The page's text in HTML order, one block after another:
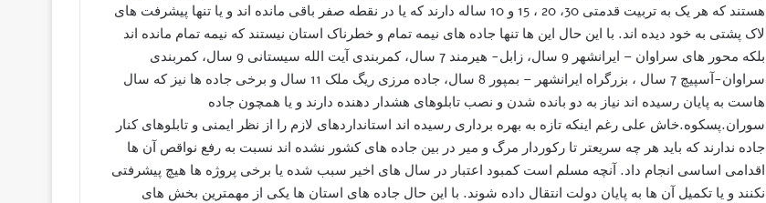
هستند که هر یک به تربیت قدمتی 30، 20 ، 15 و 10 ساله دارند که یا در نقطه صفر باقی مانده اند و یا تنها پیشرفت های
لاک پشتی به خود دیده اند. با این حال این ها تنها جاده های نیمه تمام و خطرناک استان نیستند که نیمه تمام مانده اند
بلکه محور های سراوان – ایرانشهر 9 سال، زابل- هیرمند 7 سال، کمربندی آیت الله سیستانی 9 سال، کمربندی
سراوان-آسپیچ 7 سال ، بزرگراه ایرانشهر – بمپور 8 سال، جاده مرزی ریگ ملک 11 سال و برخی جاده ها نیز که سال
هاست به پایان رسیده اند نیاز به دو بانده شدن و نصب تابلوهای هشدار دهنده دارند و یا همچون جاده
سوران.پسکوه.خاش علی رغم اینکه تازه به بهره برداری رسیده اند استانداردهای لازم را از نظر ایمنی و تابلوهای کنار
جاده ندارند که باید هر چه سریعتر تا رکوردار مرگ و میر در بین جاده های کشور نشده اند نسبت به رفع نواقص آن ها
اقدامی اساسی انجام داد. آنچه مسلم است کمبود اعتبار در سال های اخیر سبب شده یا برخی پروژه ها هیچ پیشرفتی
نکنند و یا تکمیل آن ها به پایان دولت انتقال داده شوند. با این حال جاده های استان ها یکی از مهمترین بخش های